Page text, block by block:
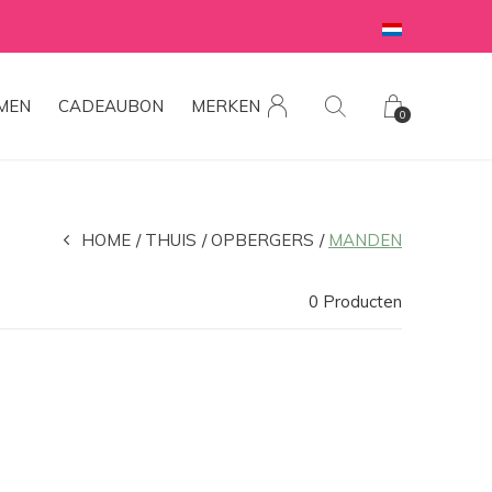
CADEAUBON MERKEN 0
HOME THUIS OPBERGERS MANDEN
0 Producten